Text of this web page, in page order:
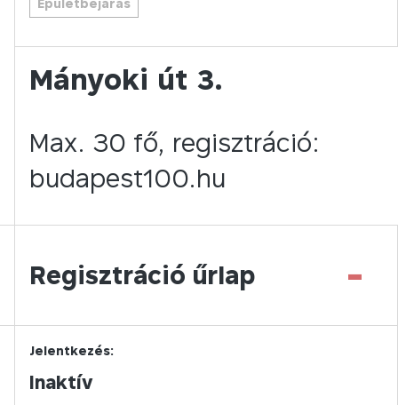
Épületbejárás
Mányoki út 3.
Max. 30 fő, regisztráció:
budapest100.hu
Regisztráció űrlap -
Jelentkezés:
Inaktív